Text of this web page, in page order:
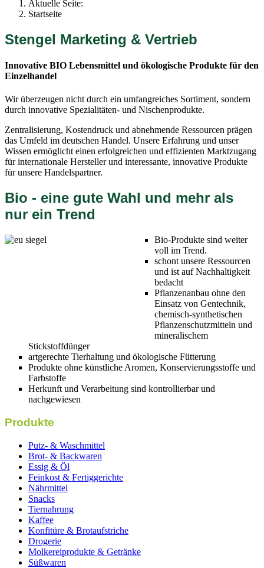
Aktuelle Seite:
Startseite
Stengel Marketing & Vertrieb
Innovative BIO Lebensmittel und ökologische Produkte für den
Einzelhandel
Wir überzeugen nicht durch ein umfangreiches Sortiment, sondern
durch innovative Spezialitäten- und Nischenprodukte.
Zentralisierung, Kostendruck und abnehmende Ressourcen prägen
das Umfeld im deutschen Handel. Unsere Erfahrung und unser
Wissen ermöglicht einen erfolgreichen und effizienten Marktzugang
für internationale Hersteller und interessante, innovative Produkte
für unsere Handelspartner.
Bio - eine gute Wahl und mehr als
nur ein Trend
Bio-Produkte sind weiter
voll im Trend.
schont unsere Ressourcen
und ist auf Nachhaltigkeit
bedacht
Pflanzenanbau ohne den
Einsatz von Gentechnik,
chemisch-synthetischen
Pflanzenschutzmitteln und
mineralischem
Stickstoffdünger
artgerechte Tierhaltung und ökologische Fütterung
Produkte ohne künstliche Aromen, Konservierungsstoffe und
Farbstoffe
Herkunft und Verarbeitung sind kontrollierbar und
nachgewiesen
Produkte
Putz- & Waschmittel
Brot- & Backwaren
Essig & Öl
Feinkost & Fertiggerichte
Nährmittel
Snacks
Tiernahrung
Kaffee
Konfitüre & Brotaufstriche
Drogerie
Molkereiprodukte & Getränke
Süßwaren